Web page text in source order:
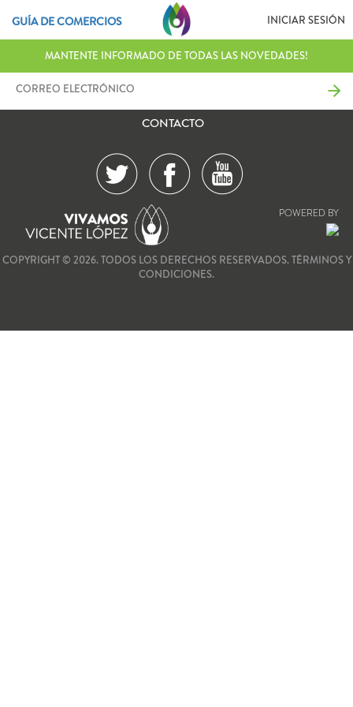
GUÍA DE COMERCIOS INICIAR SESIÓN
MANTENTE INFORMADO DE TODAS LAS NOVEDADES!
CONTACTO
POWERED BY
COPYRIGHT © 2026. TODOS LOS DERECHOS RESERVADOS. TÉRMINOS Y
CONDICIONES.